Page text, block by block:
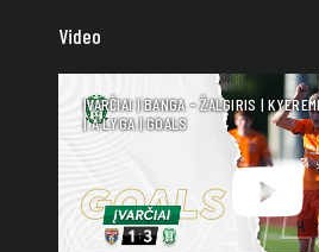
Video
ĮVARČIAI | BANGA - ŽALGIRIS |
| A LYGA | GOALS